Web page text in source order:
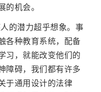
的机会。
的潜力超乎想象。事
各种教育系统，配备
习，就能改变他们的
障碍，我们都有许多
于通用设计的法律